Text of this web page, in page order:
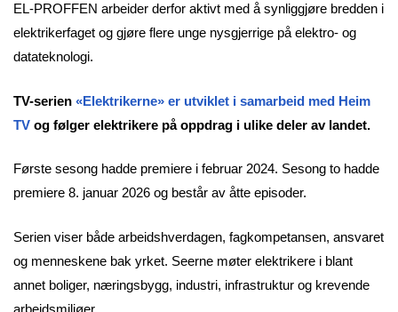
EL-PROFFEN arbeider derfor aktivt med å synliggjøre bredden i
elektrikerfaget og gjøre flere unge nysgjerrige på elektro- og
datateknologi.
TV-serien «Elektrikerne» er utviklet i samarbeid med Heim
TV og følger elektrikere på oppdrag i ulike deler av landet.
Første sesong hadde premiere i februar 2024. Sesong to hadde
premiere 8. januar 2026 og består av åtte episoder.
Serien viser både arbeidshverdagen, fagkompetansen, ansvaret
og menneskene bak yrket. Seerne møter elektrikere i blant
annet boliger, næringsbygg, industri, infrastruktur og krevende
arbeidsmiljøer.